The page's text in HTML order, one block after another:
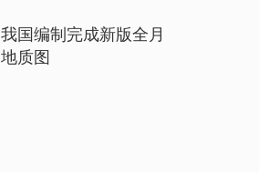
我国编制完成新版全月
地质图